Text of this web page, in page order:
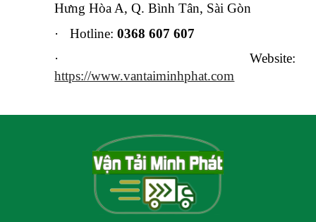
Hưng Hòa A, Q. Bình Tân, Sài Gòn
·
Hotline:0368 607 607
·
Website:
https://www.vantaiminhphat.com